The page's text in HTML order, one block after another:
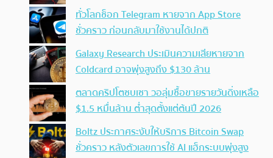
ทั่วโลกช็อก Telegram หายจาก App Store
ชั่วคราว ก่อนกลับมาใช้งานได้ปกติ
Galaxy Research ประเมินความเสียหายจาก
Coldcard อาจพุ่งสูงถึง $130 ล้าน
ตลาดคริปโตซบเซา วอลุ่มซื้อขายรายวันดิ่งเหลือ
$1.5 หมื่นล้าน ต่ำสุดตั้งแต่ต้นปี 2026
Boltz ประกาศระงับให้บริการ Bitcoin Swap
ชั่วคราว หลังตัวเลขการใช้ AI แฮ็กระบบพุ่งสูง